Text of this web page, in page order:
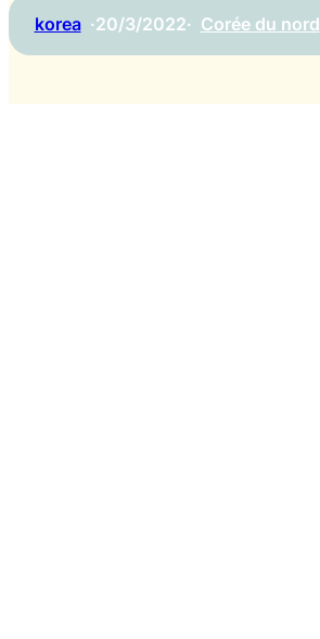
korea ·20/3/2022· Corée du nord